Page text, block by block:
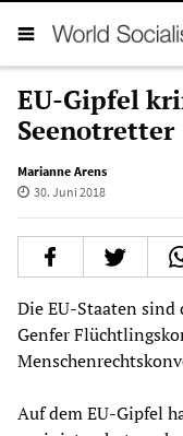
EU-Gipfel
Seenotretter
Marianne Arens
30. Juni 2018
Die EU-Staaten sind
Genfer
Auf dem EU-Gipfel